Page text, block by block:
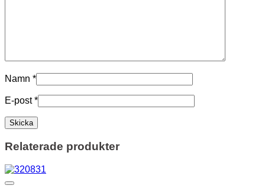
Namn *
E-post*
Relaterade produkter